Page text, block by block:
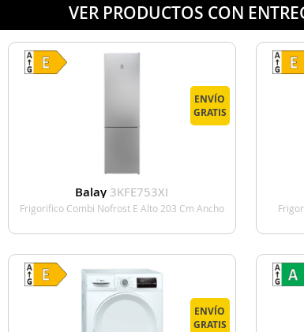
VER PRODUCTOS CON
ENVÍO
GRATIS
Balay 3KFE753XI
Frigorifico Combi Nofrost E Alto 203 Cm Ancho
VER DETALLE
ENVÍO
GRATIS